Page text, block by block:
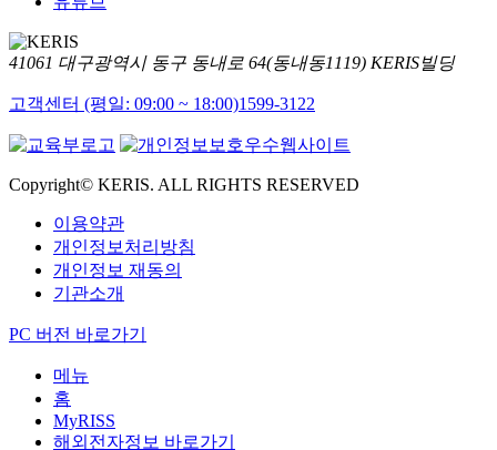
41061 대구광역시 동구 동내로 64(동내동1119) KERIS빌딩
고객센터 (평일: 09:00 ~ 18:00)1599-3122
Copyright© KERIS. ALL RIGHTS RESERVED
이용약관
개인정보처리방침
개인정보 재동의
기관소개
PC 버전 바로가기
메뉴
홈
MyRISS
해외전자정보 바로가기